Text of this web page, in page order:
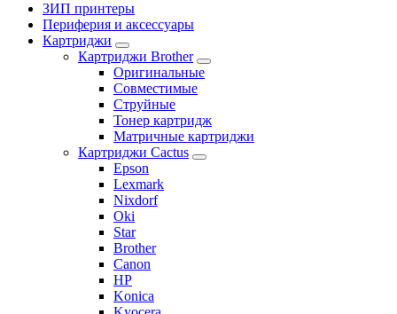
ЗИП принтеры
Периферия и аксессуары
Картриджи
Картриджи Brother
Оригинальные
Совместимые
Струйные
Тонер картридж
Матричные картриджи
Картриджи Cactus
Epson
Lexmark
Nixdorf
Oki
Star
Brother
Canon
HP
Konica